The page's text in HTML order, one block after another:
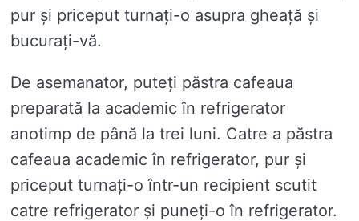
pur și priceput turnați-o asupra gheață și
bucurați-vă.
De asemanator, puteți păstra cafeaua
preparată la academic în refrigerator
anotimp de până la trei luni. Catre a păstra
cafeaua academic în refrigerator, pur și
priceput turnați-o într-un recipient scutit
catre refrigerator și puneți-o în refrigerator.